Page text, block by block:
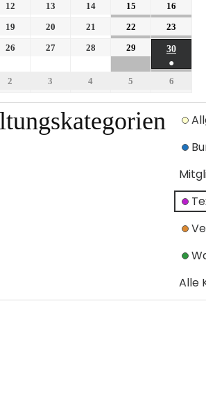
12 13 14 15
16
19 20 21 22
23
26 27 28 29
30
●
2 3 4 5 6
Alle